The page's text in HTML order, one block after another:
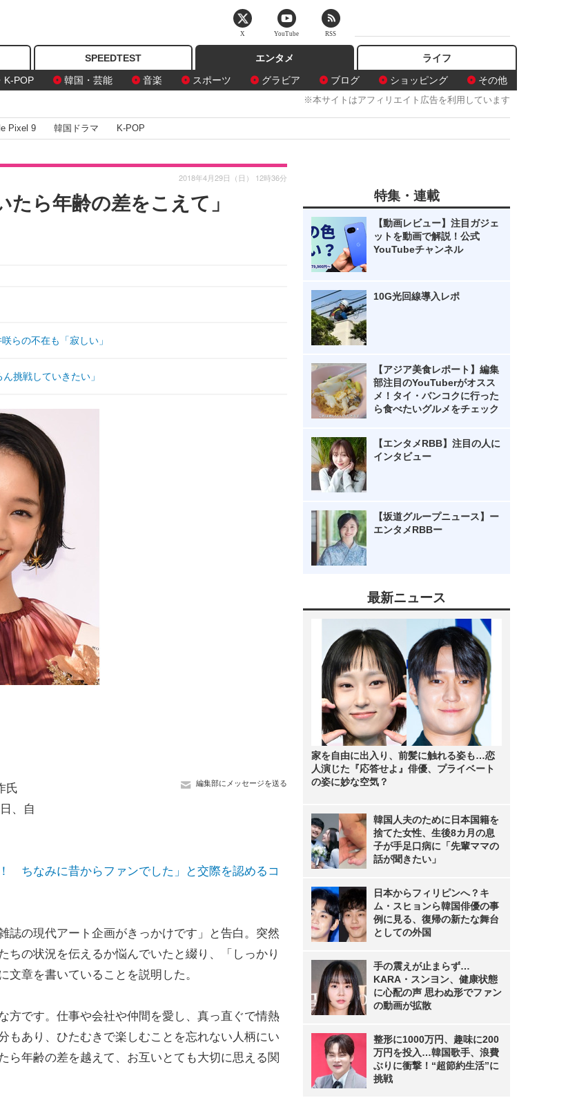
SPEEDTEST
エンタメ
K-POP 韓国・芸能 音楽 スポーツ グラビア ブログ ショッピング その他
ライフ
※本サイトはアフィリエイト広告を利用しています
Pixel 9 韓国ドラマ K-POP
たら年齢の差をこえて」
2018年4月29日（日） 12時36分
らの不在も「寂しい」
挑戦していきたい」
編集部にメッセージを送る
氏
、自
ちなみに昔からファンでした」と交際を認めるコ
の現代アート企画がきっかけです」と告白。突然
の状況を伝えるか悩んでいたと綴り、「しっかり
章を書いていることを説明した。
です。仕事や会社や仲間を愛し、真っ直ぐで情熱
もあり、ひたむきで楽しむことを忘れない人柄にい
ら年齢の差を越えて、お互いとても大切に思える関
特集・連載
【動画レビュー】注目ガジェ
ットを動画で解説！公式
YouTubeチャンネル
10G光回線導入レポ
【アジア美食レポート】編集
部注目のYouTuberがオスス
メ！タイ・バンコクに行った
ら食べたいグルメをチェック
【エンタメRBB】注目の人に
インタビュー
【坂道グループニュース】ー
エンタメRBBー
最新ニュース
家を自由に出入り、前髪に触れる姿も…恋
人演じた『応答せよ』俳優、プライベート
の姿に妙な空気？
韓国人夫のために日本国籍を
捨てた女性、生後8カ月の息
子が手足口病に「先輩ママの
話が聞きたい」
日本からフィリピンへ？キ
ム・スヒョンら韓国俳優の事
例に見る、復帰の新たな舞台
としての外国
手の震えが止まらず…
KARA・スンヨン、健康状態
に心配の声 思わぬ形でファン
の動画が拡散
整形に1000万円、趣味に200
万円を投入…韓国歌手、浪費
ぶりに衝撃！“超節約生活”に
挑戦
X YouTube RSS